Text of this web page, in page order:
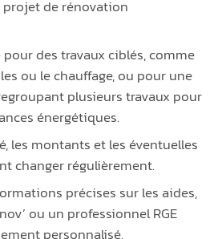
projet de rénovation
pour des travaux ciblés, comme
ou le chauffage, ou pour une
plusieurs travaux pour
énergétiques.
les montants et les éventuelles
changer régulièrement.
précises sur les aides,
ou un professionnel RGE
personnalisé.